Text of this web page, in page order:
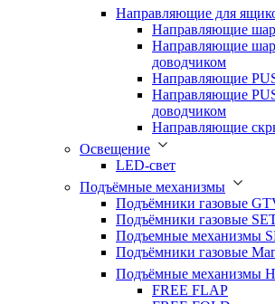
Направляющие для
Направляющие
Направляющие
доводчиком
Направляющие
Направляющие
доводчиком
Направляющие
Освещение
LED-свет
Подъёмные механизмы
Подъёмники газовые
Подъёмники газовые
Подъемные механизмы
Подъёмники газовые
Подъёмные механизмы
FREE FLAP